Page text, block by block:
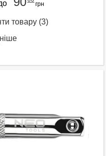
грн
товару (3)